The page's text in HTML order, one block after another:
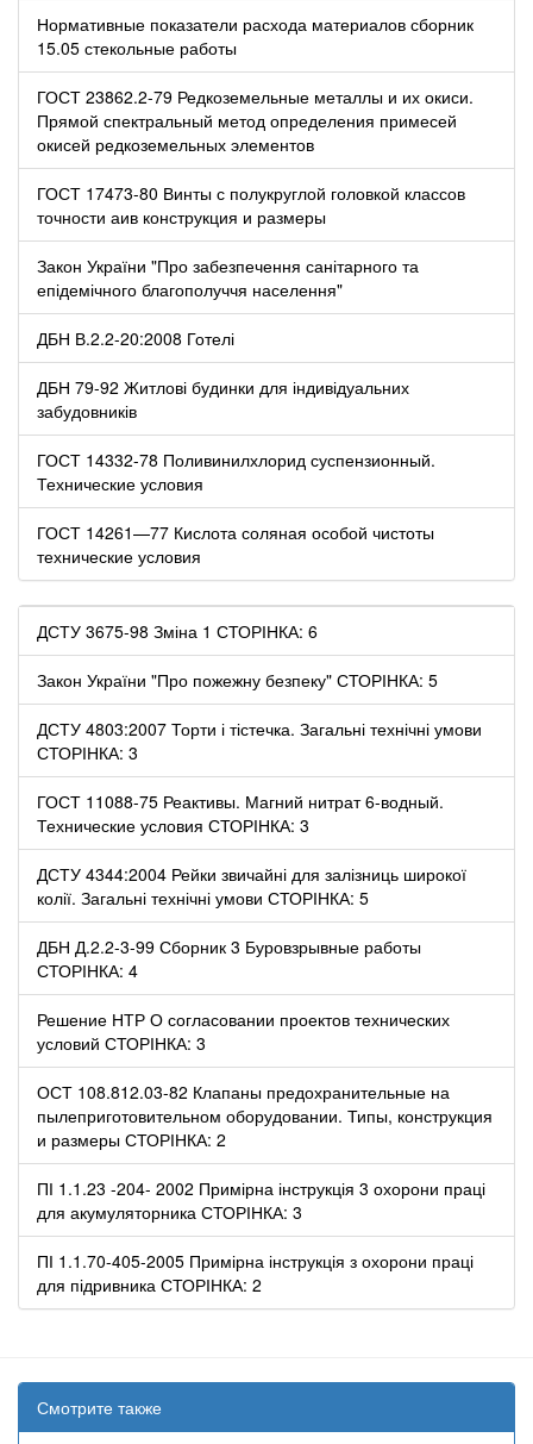
Нормативные показатели расхода материалов сборник
15.05 стекольные работы
ГОСТ 23862.2-79 Редкоземельные металлы и их окиси.
Прямой спектральный метод определения примесей
окисей редкоземельных элементов
ГОСТ 17473-80 Винты с полукруглой головкой классов
точности аив конструкция и размеры
Закон України "Про забезпечення санітарного та
епідемічного благополуччя населення"
ДБН В.2.2-20:2008 Готелі
ДБН 79-92 Житлові будинки для індивідуальних
забудовників
ГОСТ 14332-78 Поливинилхлорид суспензионный.
Технические условия
ГОСТ 14261—77 Кислота соляная особой чистоты
технические условия
ДСТУ 3675-98 Зміна 1 СТОРІНКА: 6
Закон України "Про пожежну безпеку" СТОРІНКА: 5
ДСТУ 4803:2007 Торти і тістечка. Загальні технічні умови
СТОРІНКА: 3
ГОСТ 11088-75 Реактивы. Магний нитрат 6-водный.
Технические условия СТОРІНКА: 3
ДСТУ 4344:2004 Рейки звичайні для залізниць широкої
колії. Загальні технічні умови СТОРІНКА: 5
ДБН Д.2.2-3-99 Сборник 3 Буровзрывные работы
СТОРІНКА: 4
Решение НТР О согласовании проектов технических
условий СТОРІНКА: 3
ОСТ 108.812.03-82 Клапаны предохранительные на
пылеприготовительном оборудовании. Типы, конструкция
и размеры СТОРІНКА: 2
ПІ 1.1.23 -204- 2002 Примірна інструкція 3 охорони праці
для акумуляторника СТОРІНКА: 3
ПІ 1.1.70-405-2005 Примірна інструкція з охорони праці
для підривника СТОРІНКА: 2
Смотрите также